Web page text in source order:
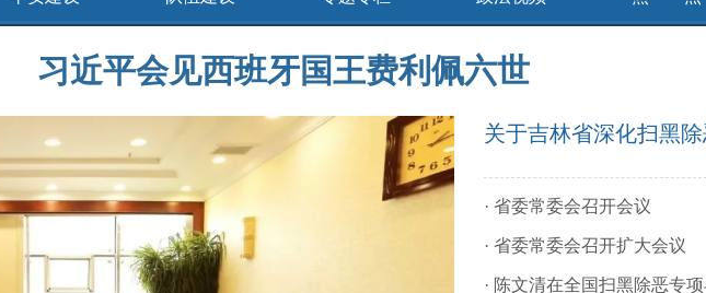
习近平会见西班牙国王费利佩六世
关于吉林省深化扫黑
· 省委常委会召开会议
· 省委常委会召开扩大会议
· 陈文清在全国扫黑除恶专